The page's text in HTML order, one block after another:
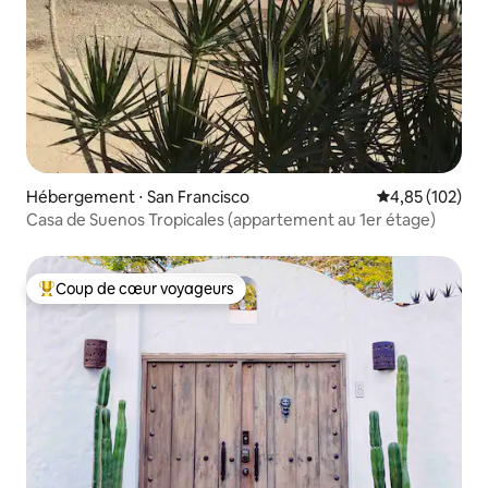
Hébergement ⋅ San Francisco Évaluation
4,85 (102)
Casa de Suenos Tropicales (appartement au 1er étage)
Coups de cœur voyageurs les plus appréciés
Coup de cœur voyageurs